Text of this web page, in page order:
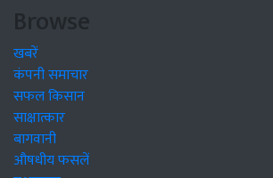
Browse
खबरें
कंपनी समाचार
सफल किसान
साक्षात्कार
बागवानी
औषधीय फसलें